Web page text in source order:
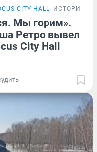
CITY HALL ИСТОРИИ
Мы горим».
Ретро вывел
City Hall